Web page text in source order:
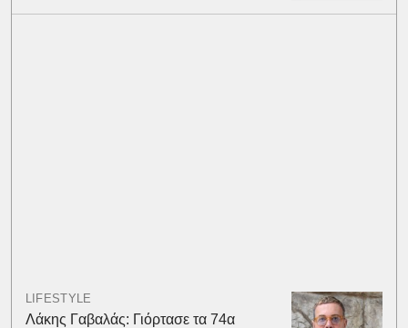
LIFESTYLE
Λάκης Γαβαλάς: Γιόρτασε τα 74α